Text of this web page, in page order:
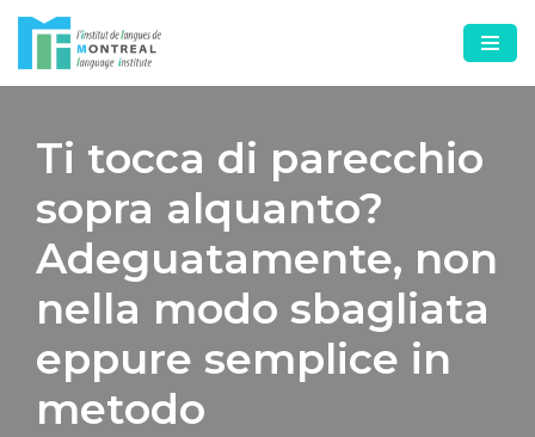
Skip
to
Ti tocca di parecchio
sopra alquanto?
Adeguatamente, non
nella modo sbagliata
eppure semplice in
metodo